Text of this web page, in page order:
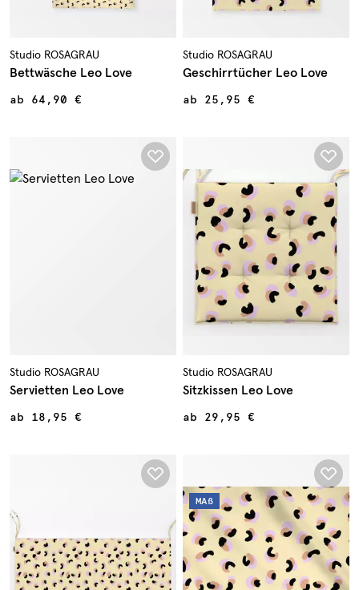
Studio ROSAGRAU
Bettwäsche Leo Love
ab 64,90 €
Studio ROSAGRAU
Geschirrtücher Leo Love
ab 25,95 €
Studio ROSAGRAU
Servietten Leo Love
ab 18,95 €
Studio ROSAGRAU
Sitzkissen Leo Love
ab 29,95 €
MAß